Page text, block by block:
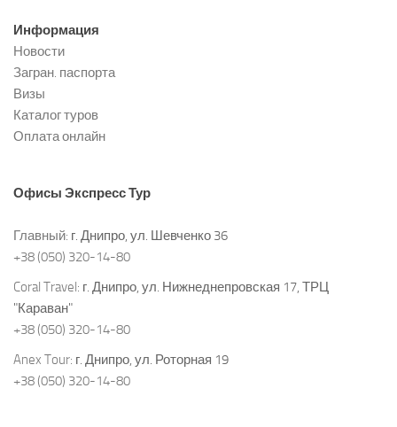
Информация
Новости
Загран. паспорта
Визы
Каталог туров
Оплата онлайн
Офисы Экспресс Тур
Главный: г. Днипро, ул. Шевченко 36
+38 (050) 320-14-80
Coral Travel: г. Днипро, ул. Нижнеднепровская 17, ТРЦ
"Караван"
+38 (050) 320-14-80
Anex Tour: г. Днипро, ул. Роторная 19
+38 (050) 320-14-80